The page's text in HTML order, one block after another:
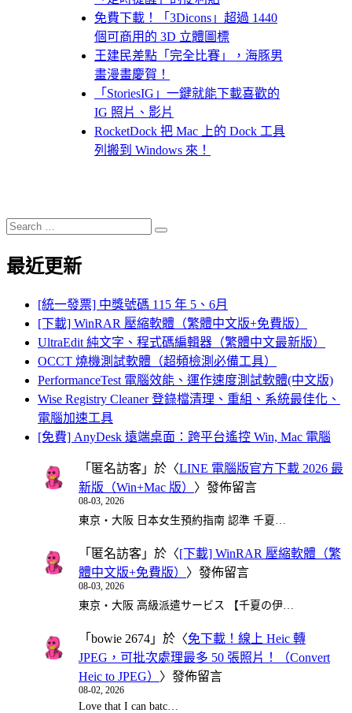
免費下載！「3Dicons」超過 1440
個可商用的 3D 立體圖標
王建民差點「完全比賽」，海豚男
畫漫畫慶賀！
「StoriesIG」一鍵就能下載喜歡的
IG 照片、影片
RocketDock 把 Mac 上的 Dock 工具
列搬到 Windows 來！
Search
for:
Search
最近更新
[統一發票] 中獎號碼 115 年 5、6月
[下載] WinRAR 壓縮軟體（繁體中文版+免費版）
UltraEdit 純文字、程式碼編輯器（繁體中文最新版）
OCCT 燒機測試軟體（超頻檢測必備工具）
PerformanceTest 電腦效能、運作速度測試軟體(中文版)
Wise Registry Cleaner 登錄檔清理、重組、系統最佳化、
電腦加速工具
[免費] AnyDesk 遠端桌面：跨平台遙控 Win, Mac 電腦
「 匿名訪客 」於〈LINE 電腦版官方下載 2026 最
新版（Win+Mac 版） 〉發佈留言
08-03, 2026
東京・大阪 日本女生預約指南 認準 千夏…
「 匿名訪客 」於〈[下載] WinRAR 壓縮軟體（繁
體中文版+免費版） 〉發佈留言
08-03, 2026
東京・大阪 高級派遣サービス 【千夏の伊…
「 bowie 2674 」於〈免下載！線上 Heic 轉
JPEG，可批次處理最多 50 張照片！（Convert
Heic to JPEG） 〉發佈留言
08-02, 2026
Love that I can batc…